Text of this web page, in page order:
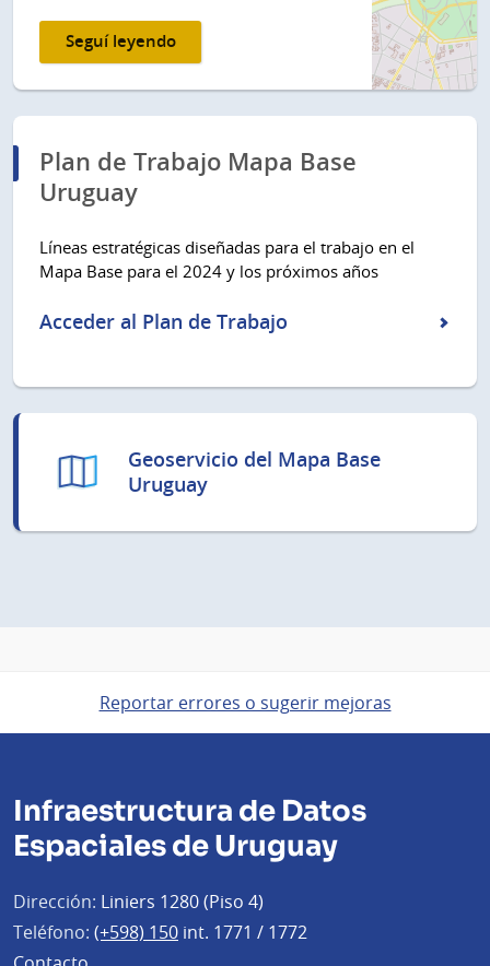
Seguí leyendo
Plan de Trabajo Mapa Base
Uruguay
Líneas estratégicas diseñadas para el trabajo en el
Mapa Base para el 2024 y los próximos años
Acceder al Plan de Trabajo
Geoservicio del Mapa Base
Uruguay
Reportar errores o sugerir mejoras
Infraestructura de Datos
Espaciales de Uruguay
Dirección: Liniers 1280 (Piso 4)
Teléfono: (+598) 150 int. 1771 / 1772